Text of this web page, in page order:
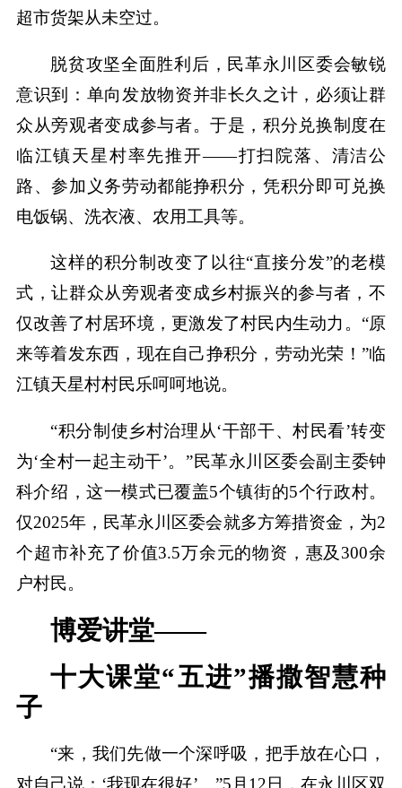
超市货架从未空过。
脱贫攻坚全面胜利后，民革永川区委会敏锐
意识到：单向发放物资并非长久之计，必须让群
众从旁观者变成参与者。于是，积分兑换制度在
临江镇天星村率先推开——打扫院落、清洁公
路、参加义务劳动都能挣积分，凭积分即可兑换
电饭锅、洗衣液、农用工具等。
这样的积分制改变了以往“直接分发”的老模
式，让群众从旁观者变成乡村振兴的参与者，不
仅改善了村居环境，更激发了村民内生动力。“原
来等着发东西，现在自己挣积分，劳动光荣！”临
江镇天星村村民乐呵呵地说。
“积分制使乡村治理从‘干部干、村民看’转变
为‘全村一起主动干’。”民革永川区委会副主委钟
科介绍，这一模式已覆盖5个镇街的5个行政村。
仅2025年，民革永川区委会就多方筹措资金，为2
个超市补充了价值3.5万余元的物资，惠及300余
户村民。
博爱讲堂——
十大课堂“五进”播撒智慧种
子
“来，我们先做一个深呼吸，把手放在心口，
对自己说：‘我现在很好’。”5月12日，在永川区双